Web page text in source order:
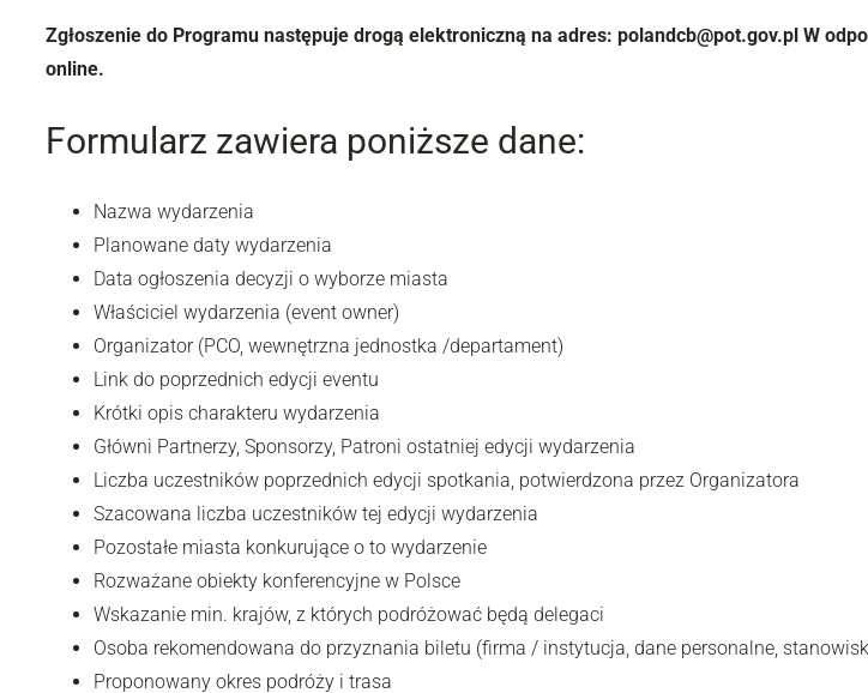
Zgłoszenie do Programu następuje drogą elektroniczną na adres: polandcb@pot.gov.pl W
online.
Formularz zawiera poniższe dane:
Nazwa wydarzenia
Planowane daty wydarzenia
Data ogłoszenia decyzji o wyborze miasta
Właściciel wydarzenia (event owner)
Organizator (PCO, wewnętrzna jednostka /departament)
Link do poprzednich edycji eventu
Krótki opis charakteru wydarzenia
Główni Partnerzy, Sponsorzy, Patroni ostatniej edycji wydarzenia
Liczba uczestników poprzednich edycji spotkania, potwierdzona przez Organizatora
Szacowana liczba uczestników tej edycji wydarzenia
Pozostałe miasta konkurujące o to wydarzenie
Rozważane obiekty konferencyjne w Polsce
Wskazanie min. krajów, z których podróżować będą delegaci
Osoba rekomendowana do przyznania biletu (firma / instytucja, dane personalne,
Proponowany okres podróży i trasa